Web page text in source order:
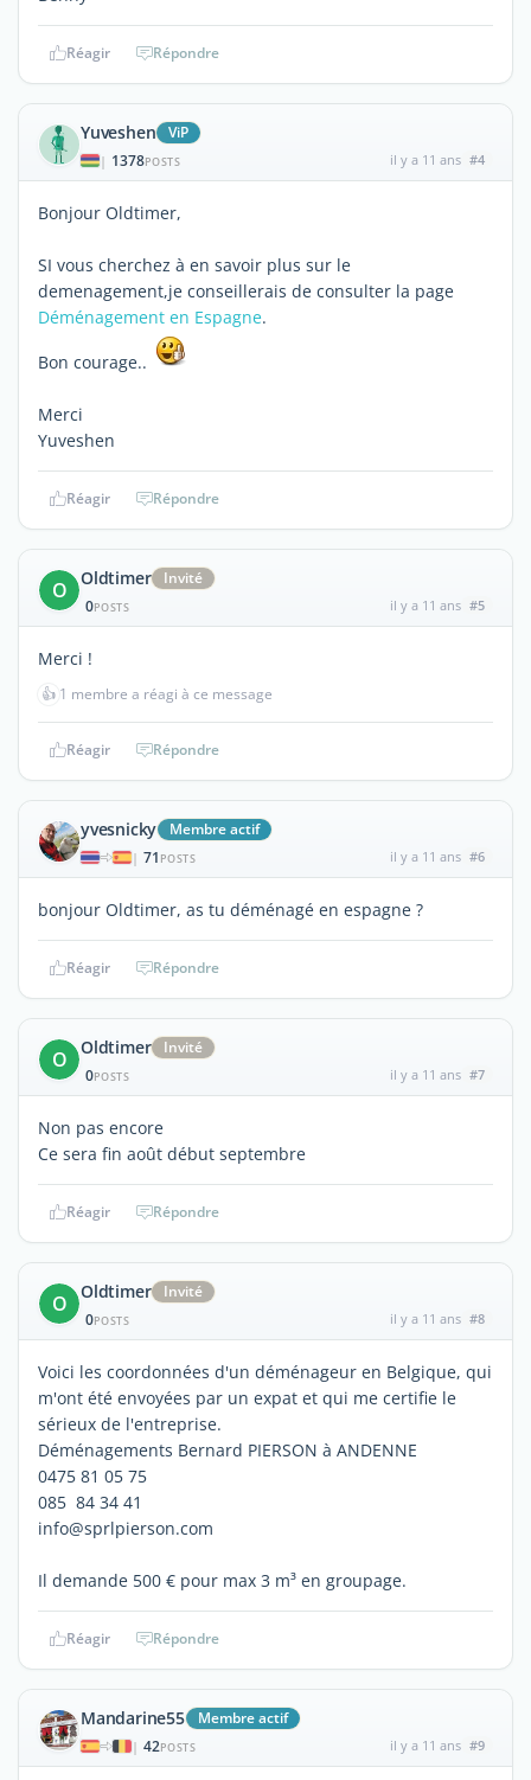
Réagir Répondre
Yuveshen ViP
| 1378POSTS il y a 11 ans #4
Bonjour Oldtimer,
SI vous cherchez à en savoir plus sur le
demenagement,je conseillerais de consulter la page
Déménagement en Espagne.
Bon courage..
Merci
Yuveshen
Réagir Répondre
O Oldtimer
Invité
0POSTS il y a 11 ans #5
Merci !
👍 1 membre a réagi à ce message
Réagir Répondre
yvesnicky Membre actif
| 71 POSTS il y a 11 ans #6
bonjour Oldtimer, as tu déménagé en espagne ?
Réagir Répondre
O Oldtimer
Invité
0POSTS il y a 11 ans #7
Non pas encore
Ce sera fin août début septembre
Réagir Répondre
O Oldtimer
Invité
0POSTS il y a 11 ans #8
Voici les coordonnées d'un déménageur en Belgique, qui
m'ont été envoyées par un expat et qui me certifie le
sérieux de l'entreprise.
Déménagements Bernard PIERSON à ANDENNE
0475 81 05 75
085 84 34 41
info@sprlpierson.com
Il demande 500 € pour max 3 m³ en groupage.
Réagir Répondre
Mandarine55 Membre actif
| 42POSTS il y a 11 ans #9